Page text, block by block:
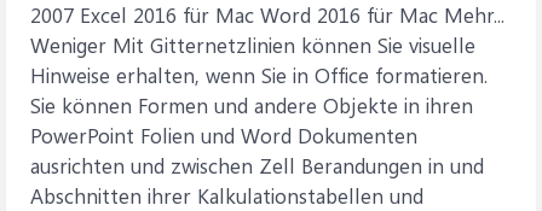
2007 Excel 2016 für Mac Word 2016 für Mac Mehr...
Weniger Mit Gitternetzlinien können Sie visuelle
Hinweise erhalten, wenn Sie in Office formatieren.
Sie können Formen und andere Objekte in ihren
PowerPoint Folien und Word Dokumenten
ausrichten und zwischen Zell Berandungen in und
Abschnitten ihrer Kalkulationstabellen und